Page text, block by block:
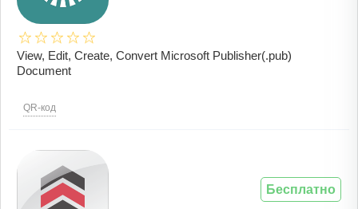
View, Edit, Create, Convert Microsoft Publisher(.pub)
Document
QR-код
Бесплатно